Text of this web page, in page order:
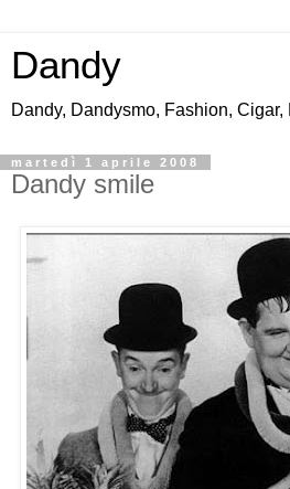
Dandy
Dandy, Dandysmo, Fashion, Cigar,
martedì 1 aprile 2008
Dandy smile